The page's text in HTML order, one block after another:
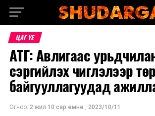
ЦАГ ҮЕ
АТГ: Авлигаас
сэргийлэх чиглэлээр
байгууллагуудад
Огноо: 2 жил 10 сар.өмнө , 2023/10/11